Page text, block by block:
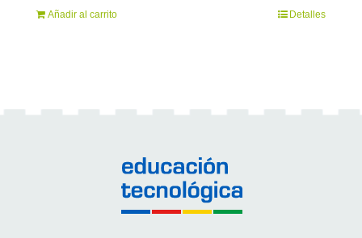
Añadir al carrito Detalles